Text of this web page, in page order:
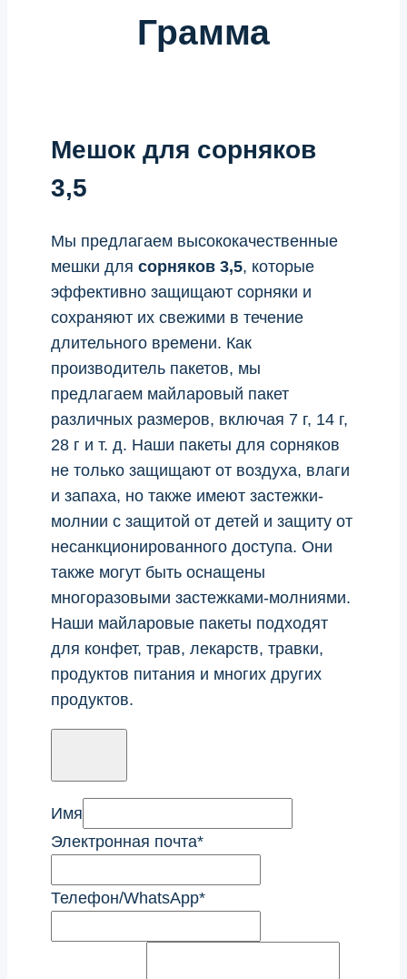
Грамма
Мешок для сорняков
3,5
Мы предлагаем высококачественные
мешки для сорняков 3,5, которые
эффективно защищают сорняки и
сохраняют их свежими в течение
длительного времени. Как
производитель пакетов, мы
предлагаем майларовый пакет
различных размеров, включая 7 г, 14 г,
28 г и т. д. Наши пакеты для сорняков
не только защищают от воздуха, влаги
и запаха, но также имеют застежки-
молнии с защитой от детей и защиту от
несанкционированного доступа. Они
также могут быть оснащены
многоразовыми застежками-молниями.
Наши майларовые пакеты подходят
для конфет, трав, лекарств, травки,
продуктов питания и многих других
продуктов.
Имя
Электронная почта*
Телефон/WhatsApp*